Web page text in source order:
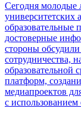
Сегодня молодые
университетских
образовательные
достоверные
стороны
сотрудничества,
образовательной
платформ,
медиапроектов
с